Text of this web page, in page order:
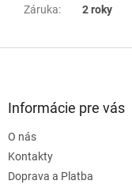
Záruka: 2 roky
Informácie pre vás
O nás
Kontakty
Doprava a Platba